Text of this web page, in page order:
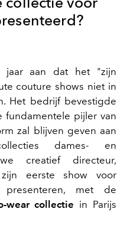
jaar aan dat het "zijn
couture shows niet in
Het bedrijf bevestigde
fundamentele pijler van
zal blijven geven aan
dames- en
creatief directeur,
eerste show voor
met de
wear collectie in Parijs